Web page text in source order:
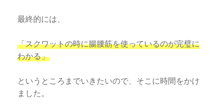
最終的には、
「スクワットの時に腸腰筋を使っているのが完璧に
わかる」
というところまでいきたいので、そこに時間をかけ
ました。